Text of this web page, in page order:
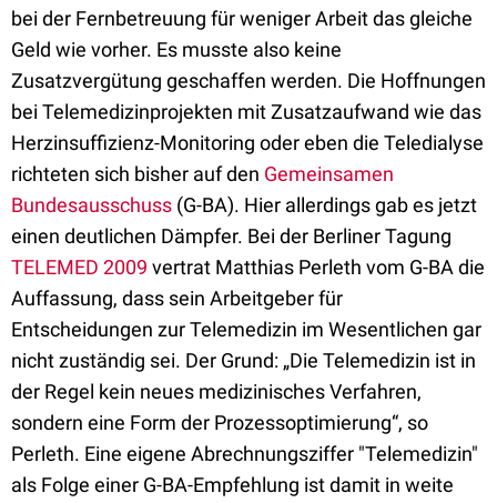
bei der Fernbetreuung für weniger Arbeit das gleiche
Geld wie vorher. Es musste also keine
Zusatzvergütung geschaffen werden. Die Hoffnungen
bei Telemedizinprojekten mit Zusatzaufwand wie das
Herzinsuffizienz-Monitoring oder eben die Teledialyse
richteten sich bisher auf den Gemeinsamen
Bundesausschuss (G-BA). Hier allerdings gab es jetzt
einen deutlichen Dämpfer. Bei der Berliner Tagung
TELEMED 2009 vertrat Matthias Perleth vom G-BA die
Auffassung, dass sein Arbeitgeber für
Entscheidungen zur Telemedizin im Wesentlichen gar
nicht zuständig sei. Der Grund: „Die Telemedizin ist in
der Regel kein neues medizinisches Verfahren,
sondern eine Form der Prozessoptimierung“, so
Perleth. Eine eigene Abrechnungsziffer "Telemedizin"
als Folge einer G-BA-Empfehlung ist damit in weite